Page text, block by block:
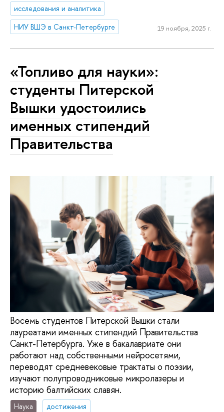
исследования и аналитика
НИУ ВШЭ в Санкт-Петербурге
19 ноября, 2025 г.
«Топливо для науки»:
студенты Питерской
Вышки удостоились
именных стипендий
Правительства
Восемь студентов Питерской Вышки стали
лауреатами именных стипендий Правительства
Санкт-Петербурга. Уже в бакалавриате они
работают над собственными нейросетями,
переводят средневековые трактаты о поэзии,
изучают полупроводниковые микролазеры и
историю балтийских славян.
Наука
достижения